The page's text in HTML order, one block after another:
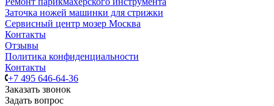
Заточка ножей машинки для стрижки
Сервисный центр мозер Москва
Контакты
Отзывы
Политика конфиденциальности
Контакты
+7 495 646-64-36
Заказать звонок
Задать вопрос